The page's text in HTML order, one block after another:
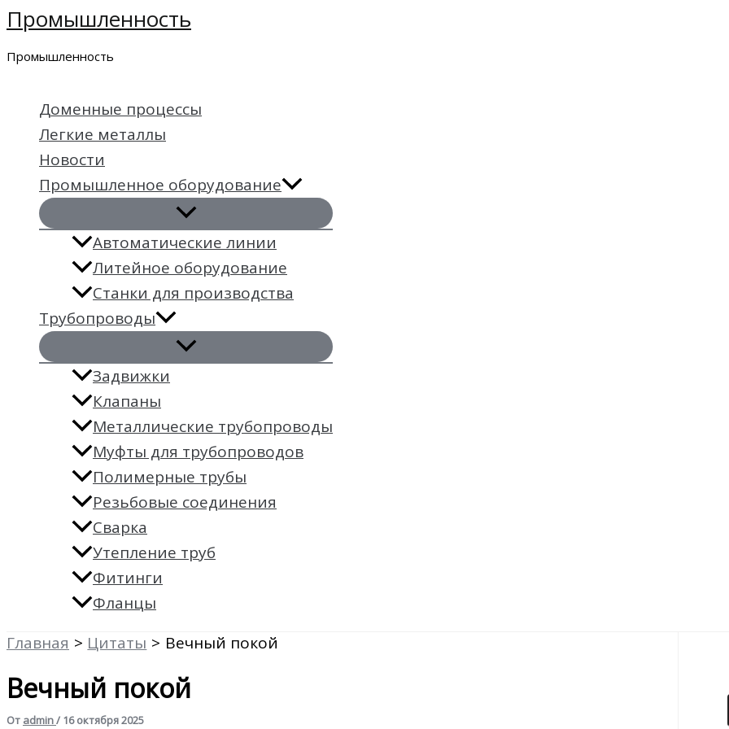
Перейти
содержимому
Промышленность
Промышленность
Доменные процессы
Легкие металлы
Новости
Промышленное оборудование
Автоматические линии
Литейное оборудование
Станки для производства
Трубопроводы
Задвижки
Клапаны
Металлические трубопроводы
Муфты для трубопроводов
Полимерные трубы
Резьбовые соединения
Сварка
Утепление труб
Фитинги
Фланцы
Главная
Цитаты Вечный покой
Вечный покой
От admin/ 16 октября 2025